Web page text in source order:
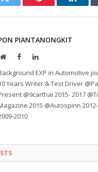
Twitter Pinterest
PIANTANONGKIT
WebsiteFacebookLinkedIn
EXP in Automotive
Years Writer & Test Driver
@9carthai 2015- 2017
2015 @Autospinn
2010